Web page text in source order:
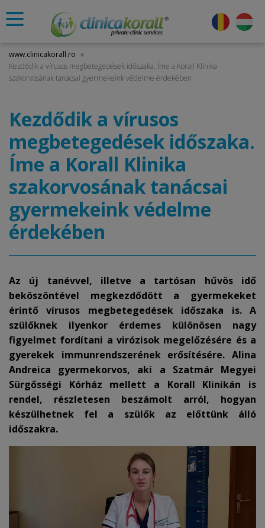
www.clinicakorall.ro »
Kezdődik a vírusos megbetegedések időszaka. Íme a Korall Klinika
szakorvosának tanácsai gyermekeink védelme érdekében
Kezdődik a vírusos
megbetegedések időszaka.
Íme a Korall Klinika
szakorvosának tanácsai
gyermekeink védelme
érdekében
Az új tanévvel, illetve a tartósan hűvös idő
beköszöntével megkezdődött a gyermekeket
érintő vírusos megbetegedések időszaka is. A
szülőknek ilyenkor érdemes különösen nagy
figyelmet fordítani a virózisok megelőzésére és a
gyerekek immunrendszerének erősítésére. Alina
Andreica gyermekorvos, aki a Szatmár Megyei
Sürgősségi Kórház mellett a Korall Klinikán is
rendel, részletesen beszámolt arról, hogyan
készülhetnek fel a szülők az előttünk álló
időszakra.